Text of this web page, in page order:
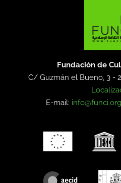
Fundación de
C/ Guzmán el Bueno, 3 -
E-mail: info@funci.org